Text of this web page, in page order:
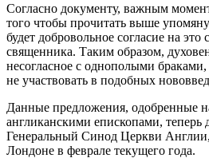
Согласно документу, важным
того чтобы прочитать выше
будет добровольное согласие на
священника. Таким образом,
несогласное с однополыми
не участвовать в подобных
Данные предложения, одобренные
англиканскими епископами, теперь
Генеральный Синод Церкви Англии,
Лондоне в феврале текущего года.